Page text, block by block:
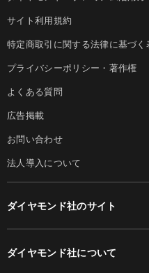
サイト利用規約
特定商取引に関する法律に基づく
プライバシーポリシー・著作権
よくある質問
広告掲載
お問い合わせ
法人導入について
ダイヤモンド社のサイト
ダイヤモンド社について